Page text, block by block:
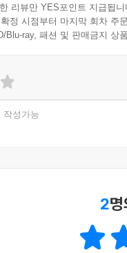
리뷰만 YES포인트 지급됩니
정 시점부터 마지막 회차 주
Blu-ray, 패션 및 판매금지 상
작성가능
2